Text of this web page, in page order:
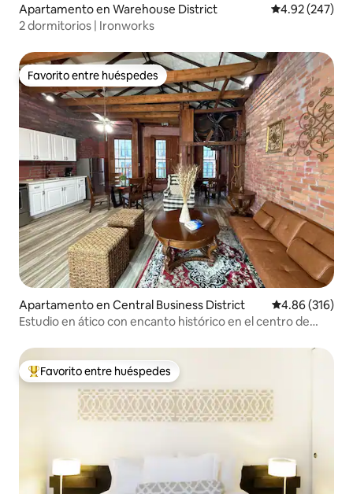
Apartamento en Warehouse District Calificación
4.92 (247)
2 dormitorios | Ironworks
Favorito entre huéspedes
Favorito entre huéspedes
Apartamento en Central Business District Calificación
4.86 (316)
Estudio en ático con encanto histórico en el centro de
Favorito entre huéspedes preferido
Favorito entre huéspedes